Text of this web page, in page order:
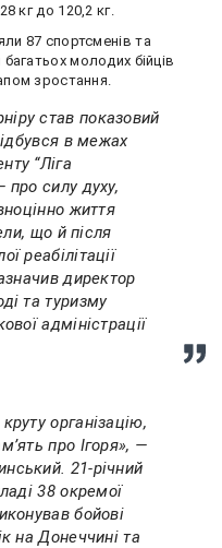
кг до 120,2 кг.
87 спортсменів та
молодих бійців
зростання.
став показовий
в межах
“Ліга
силу духу,
життя
що й після
реабілітації
директор
та туризму
адміністрації
організацію,
про Ігоря», —
21-річний
38 окремої
бойові
на Донеччині та